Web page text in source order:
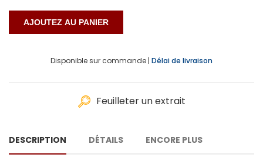
Disponible sur commande | Délai de livraison
Feuilleter un extrait
DESCRIPTION DÉTAILS ENCORE PLUS